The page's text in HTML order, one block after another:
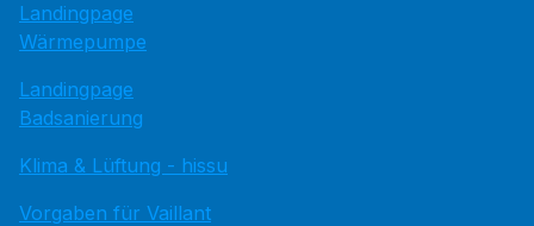
Landingpage
Wärmepumpe
Landingpage
Badsanierung
Klima & Lüftung - hissu
Vorgaben für Vaillant